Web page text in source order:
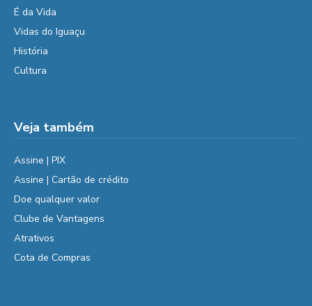
É da Vida
Vidas do Iguaçu
História
Cultura
Veja também
Assine | PIX
Assine | Cartão de crédito
Doe qualquer valor
Clube de Vantagens
Atrativos
Cota de Compras